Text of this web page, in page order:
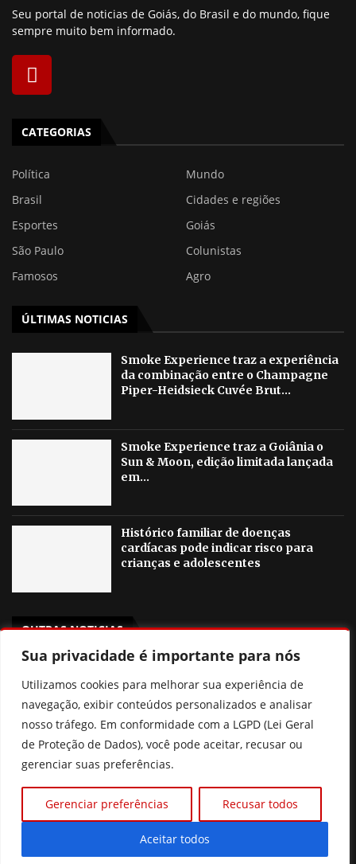
Sua privacidade é importante para nós
Utilizamos cookies para melhorar sua experiência de
navegação, exibir conteúdos personalizados e analisar
nosso tráfego. Em conformidade com a LGPD (Lei Geral
de Proteção de Dados), você pode aceitar, recusar ou
gerenciar suas preferências.
Gerenciar preferências Recusar todos
Aceitar todos
Seu portal de noticias de Goiás, do Brasil e do mundo, fique
sempre muito bem informado.
CATEGORIAS
Política
Mundo
Brasil
Cidades e regiões
Esportes
Goiás
São Paulo
Colunistas
Famosos
Agro
ÚLTIMAS NOTICIAS
Smoke Experience traz a experiência
da combinação entre o Champagne
Piper-Heidsieck Cuvée Brut...
Smoke Experience traz a Goiânia o
Sun & Moon, edição limitada lançada
em...
Histórico familiar de doenças
cardíacas pode indicar risco para
crianças e adolescentes
OUTRAS NOTICIAS
contra a violência à mulher
Poliana Rocha elogia Zé Felipe e Neymar como pais
Prefeitura de Goiânia discute mudanças nas regras de
consignados para servidores
Xuxa revela que pensou em deixar o Brasil por
intolerância